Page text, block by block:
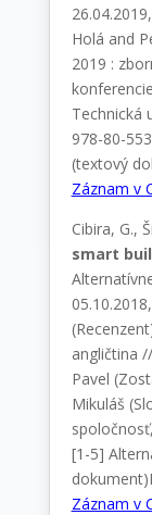
Holá and
2019 :
Technická
978-80-
(textový
Záznam v
Cibira, G.,
smart
angličtina
Pavel
Mikuláš
[1-5]
Záznam v